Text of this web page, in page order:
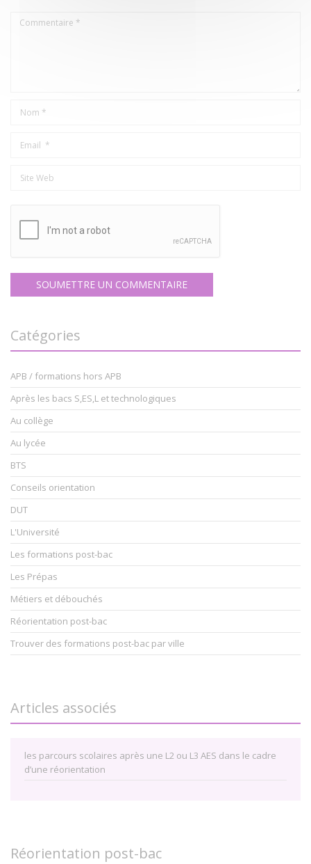
Catégories
APB / formations hors APB
Après les bacs S,ES,L et technologiques
Au collège
Au lycée
BTS
Conseils orientation
DUT
L'Université
Les formations post-bac
Les Prépas
Métiers et débouchés
Réorientation post-bac
Trouver des formations post-bac par ville
Articles associés
les parcours scolaires après une L2 ou L3 AES dans le cadre
d’une réorientation
Réorientation post-bac